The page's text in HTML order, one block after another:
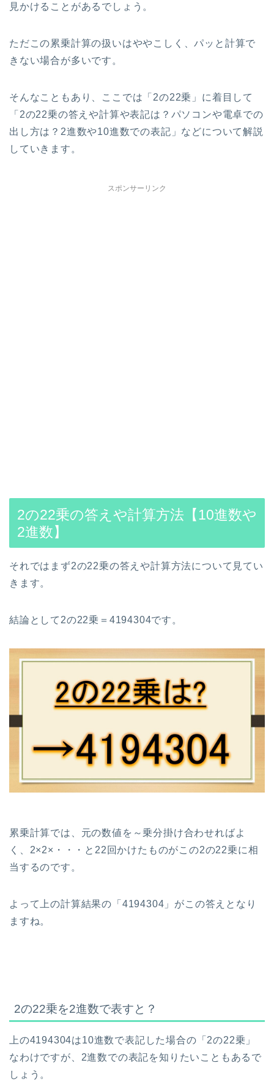
見かけることがあるでしょう。
ただこの累乗計算の扱いはややこしく、パッと計算で
きない場合が多いです。
そんなこともあり、ここでは「2の22乗」に着目して
「2の22乗の答えや計算や表記は？パソコンや電卓での
出し方は？2進数や10進数での表記」などについて解説
していきます。
スポンサーリンク
2の22乗の答えや計算方法【10進数や
2進数】
それではまず2の22乗の答えや計算方法について見てい
きます。
結論として2の22乗＝4194304です。
累乗計算では、元の数値を～乗分掛け合わせればよ
く、2×2×・・・と22回かけたものがこの2の22乗に相
当するのです。
よって上の計算結果の「4194304」がこの答えとなり
ますね。
2の22乗を2進数で表すと？
上の4194304は10進数で表記した場合の「2の22乗」
なわけですが、2進数での表記を知りたいこともあるで
しょう。